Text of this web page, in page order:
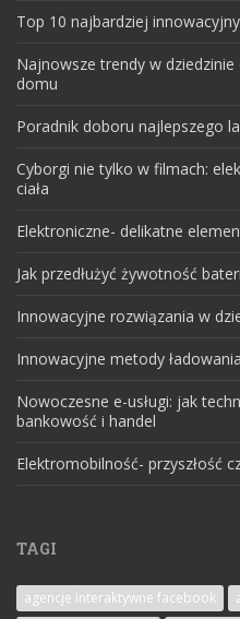
Top 10 najbardziej
Najnowsze trendy w
domu
Poradnik doboru najlepszego
Cyborgi nie tylko w filmach:
ciała
Elektroniczne- delikatne
Jak przedłużyć żywotność
Innowacyjne rozwiązania w
Innowacyjne metody
Nowoczesne e-usługi: jak
bankowość i handel
Elektromobilność- przyszłość
TAGI
agencje interaktywne facebook